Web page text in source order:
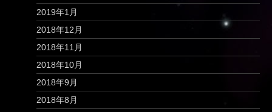
2019年1月
2018年12月
2018年11月
2018年10月
2018年9月
2018年8月